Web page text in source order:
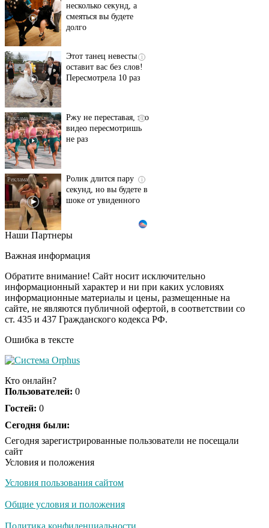
несколько секунд, а
смеяться вы будете
долго
i
Этот танец невесты
оставит вас без слов!
Пересмотрела 10 раз
i
Ржу не переставая, это
видео пересмотришь
не раз
i
Ролик длится пару
секунд, но вы будете в
шоке от увиденного
Ролик из Омска: вы
i
Королева вагона
отожгла! Видео не
оставит равнодушным
Наши Партнеры
Важная информация
Обратите внимание! Сайт носит исключительно
информационный характер и ни при каких условиях
информационные материалы и цены, размещенные на
сайте, не являются публичной офертой, в соответствии со
ст. 435 и 437 Гражданского кодекса РФ.
Ошибка в тексте
Кто онлайн?
Пользователей: 0
Гостей: 0
Сегодня были:
Сегодня зарегистрированные пользователи не посещали
сайт
Условия и положения
Условия пользования сайтом
Общие условия и положения
Политика конфиденциальности